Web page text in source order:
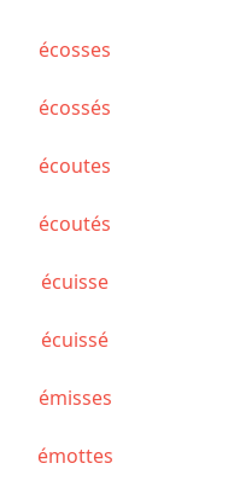
écosses
écossés
écoutes
écoutés
écuisse
écuissé
émisses
émottes